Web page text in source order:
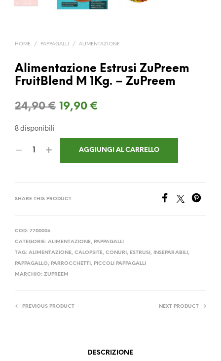
HOME / PAPPAGALLI / ALIMENTAZIONE
Alimentazione Estrusi ZuPreem
FruitBlend M 1Kg. – ZuPreem
24,90€ Il
originale
era:
19,90 €
attuale
è:
8 disponibili
AGGIUNGI AL CARRELLO
SHARE THIS PRODUCT
COD: 7700006
CATEGORIE: ALIMENTAZIONE, PAPPAGALLI
TAG: ALIMENTAZIONE, CALOPSITE, CONURI, ESTRUSI, INSEPARABILI,
PAPPAGALLO, PARROCCHETTI, PICCOLI PAPPAGALLI
MARCHIO: ZUPREEM
PREVIOUS PRODUCT NEXT PRODUCT
DESCRIZIONE